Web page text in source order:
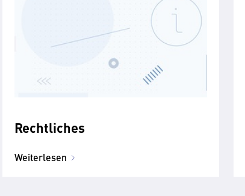
Rechtliches
Weiterlesen